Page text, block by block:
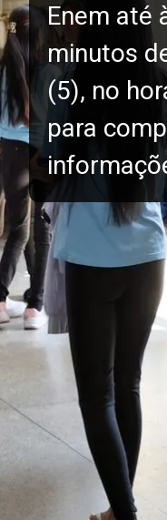
Enem até
minutos
(5), no
para